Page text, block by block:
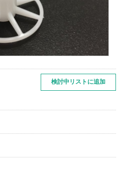
検討中リストに追加